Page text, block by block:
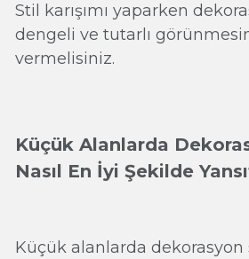
Stil karışımı yaparken
dengeli ve tutarlı
vermelisiniz.
Küçük Alanlarda
Nasıl En İyi Şekilde
Küçük alanlarda